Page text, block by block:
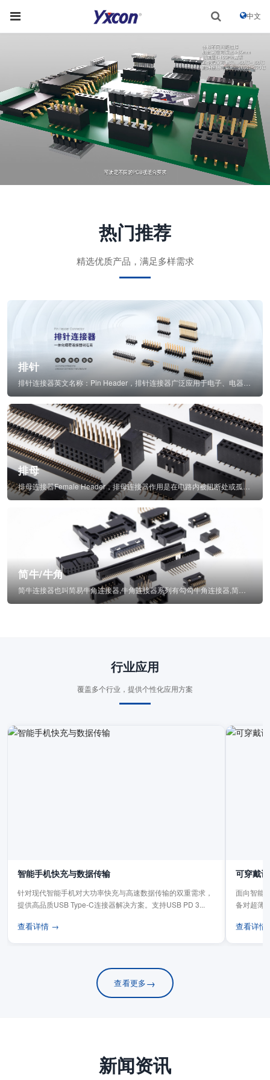
中文
热门推荐
精选优质产品，满足多样需求
排针
排母
排母连接器Female Header，排母连接器作用是在电路内被阻断处或孤立不通...
简牛/牛角
行业应用
覆盖多个行业，提供个性化应用方案
智能手机快充与数据传输
针对现代智能手机对大功率快充与高速数据传输的双重需求，
提供高品质USB Type-C连接器解决方案。支持USB PD 3...
查看详情 →
可穿戴
面向智能
备对超薄
查看详
查看更多→
新闻资讯